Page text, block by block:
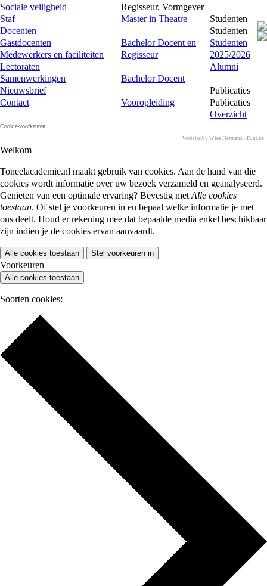
Sociale veiligheid
Staf
Docenten
Gastdocenten
Medewerkers en faciliteiten
Lectoraten
Samenwerkingen
Nieuwsbrief
Contact
Cookie-voorkeuren
Regisseur, Vormgever
Master in Theatre
Bachelor Docent en
Regisseur
Bachelor Docent
Vooropleiding
Studenten
Studenten
Studenten
2025/2026
Alumni
Publicaties
Publicaties
Overzicht
Website by Wies Hermans - Fuut.be
Welkom
Toneelacademie.nl maakt gebruik van cookies. Aan de hand van die
cookies wordt informatie over uw bezoek verzameld en geanalyseerd.
Genieten van een optimale ervaring? Bevestig met Alle cookies
toestaan. Of stel je voorkeuren in en bepaal welke informatie je met
ons deelt. Houd er rekening mee dat bepaalde media enkel beschikbaar
zijn indien je de cookies ervan aanvaardt.
Alle cookies toestaan Stel voorkeuren in
Voorkeuren
Alle cookies toestaan
Soorten cookies: